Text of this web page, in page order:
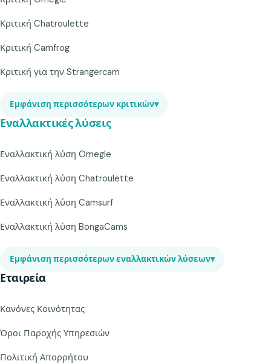
Κριτική Chatroulette
Κριτική Camfrog
Κριτική για την Strangercam
Εμφάνιση περισσότερων κριτικών▾
Εναλλακτικές λύσεις
Εναλλακτική λύση Omegle
Εναλλακτική λύση Chatroulette
Εναλλακτική λύση Camsurf
Εναλλακτική λύση BongaCams
Εμφάνιση περισσότερων εναλλακτικών λύσεων▾
Εταιρεία
Κανόνες Κοινότητας
Όροι Παροχής Υπηρεσιών
Πολιτική Απορρήτου